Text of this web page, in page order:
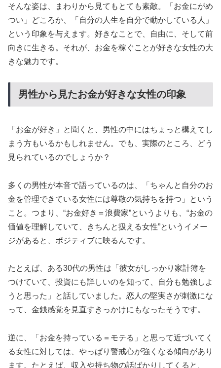
そんな姿は、まわりから見てもとても素敵。「お金にがめ
つい」どころか、「自分の人生を自分で動かしている人」
という印象を与えます。好きなことで、自由に、そして前
向きに生きる。それが、お金を稼ぐことが好きな女性の大
きな魅力です。
男性から見たお金が好きな女性の印象
「お金が好き」と聞くと、男性の中にはちょっと構えてし
まう方もいるかもしれません。でも、実際のところ、どう
見られているのでしょうか？
多くの男性が本音で語っているのは、「ちゃんと自分のお
金を管理できている女性には尊敬の気持ちを持つ」という
こと。つまり、“お金好き＝浪費家”というよりも、“お金の
価値を理解していて、きちんと扱える女性”というイメー
ジがあると、ポジティブに映るんです。
たとえば、ある30代の男性は「彼女がしっかり家計簿を
つけていて、投資にも詳しいのを知って、自分も勉強しよ
うと思った」と話していました。恋人の堅実さが刺激にな
って、金銭感覚を見直すきっかけにもなったそうです。
逆に、「お金を持っている＝モテる」と思って近づいてく
る女性に対しては、やっぱり警戒心が強くなる傾向があり
ます。たとえば、収入や持ち物の話ばかりしてくると、